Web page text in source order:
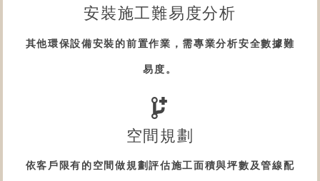
安裝施工難易度分析
其他環保設備安裝的前置作業，需專業分析安全數據難
易度。
空間規劃
依客戶限有的空間做規劃評估施工面積與坪數及管線配